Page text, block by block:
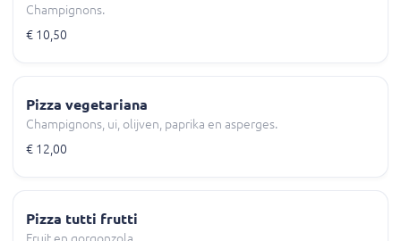
Champignons.
€ 10,50
Pizza vegetariana
Champignons, ui, olijven, paprika en asperges.
€ 12,00
Pizza tutti frutti